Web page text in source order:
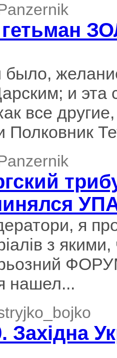
гетьман
было,
и эта
все
Полковник
я
з
нашел...
Західна